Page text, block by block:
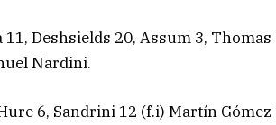
11, Deshsields 20, Assum 3,
Nardini.
6, Sandrini 12 (f.i) Martín Gómez